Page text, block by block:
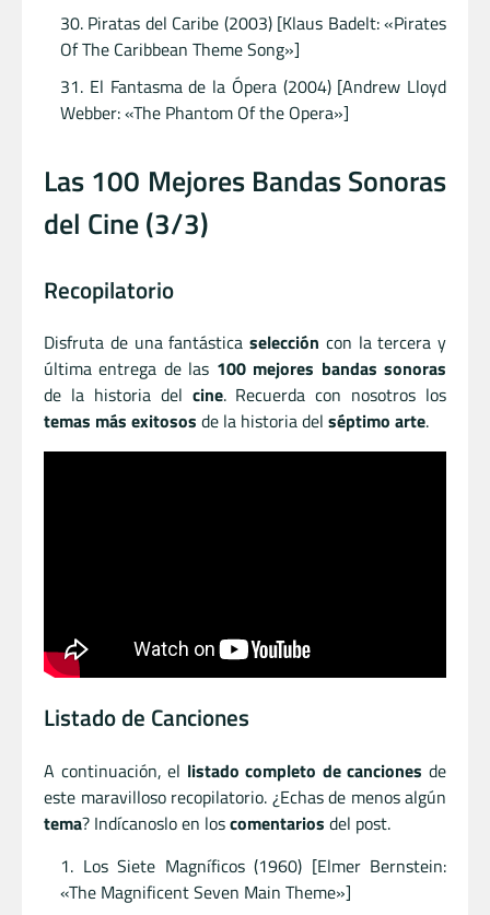
Piratas del Caribe (2003) [Klaus Badelt: «Pirates
Of The Caribbean Theme Song»]
El Fantasma de la Ópera (2004) [Andrew Lloyd
Webber: «The Phantom Of the Opera»]
Las 100 Mejores Bandas Sonoras
del Cine (3/3)
Recopilatorio
Disfruta de una fantástica selección con la tercera y
última entrega de las 100 mejores bandas sonoras
de la historia del cine. Recuerda con nosotros los
temas más exitosos de la historia del séptimo arte.
Listado de Canciones
A continuación, el listado completo de canciones de
este maravilloso recopilatorio. ¿Echas de menos algún
tema? Indícanoslo en loscomentarios del post.
Los Siete Magníficos (1960) [Elmer Bernstein:
«The Magnificent Seven Main Theme»]